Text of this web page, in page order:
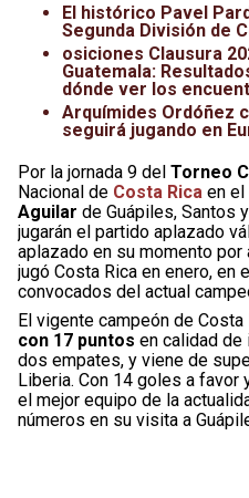
El histórico Pavel
Segunda División de
osiciones Clausura
Guatemala:
dónde ver los
Arquímides Ordóñez
seguirá jugando en
Por la jornada 9 del Torneo
Nacional de Costa Rica en
Aguilar de Guápiles, Santos
jugarán el partido aplazado
aplazado en su momento
jugó Costa Rica en enero, en
convocados del actual
El vigente campeón de Costa
con 17 puntos en calidad
dos empates, y viene de
Liberia. Con 14 goles a favor
el mejor equipo de la
números en su visita a